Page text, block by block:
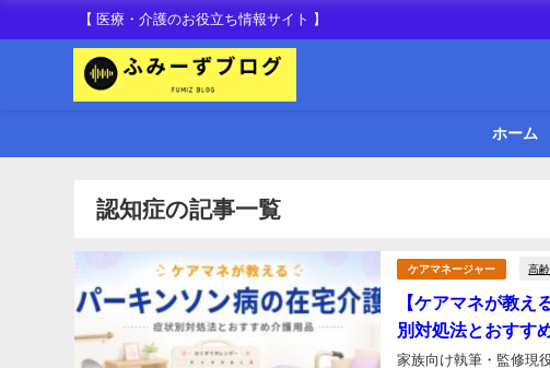
【 医療・介護のお役立ち情報サイト 】
ホーム
認知症の記事一覧
ケアマネージャー 高
【ケアマネが教え
別対処法とおすす
家族向け執筆・監修現